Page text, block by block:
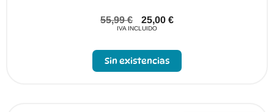
55,99€ 25,00 €
IVA INCLUIDO
Sin existencias